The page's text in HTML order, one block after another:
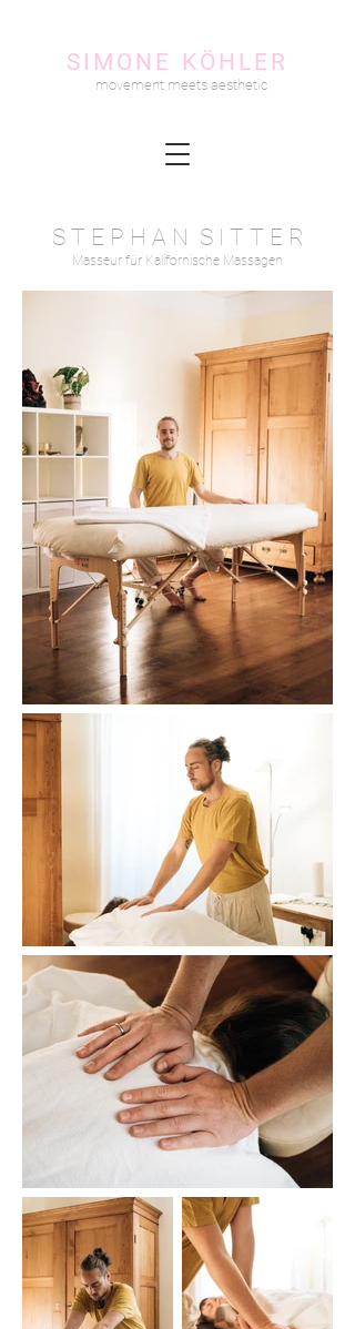
SIMONE KÖHLER
movement meets aesthetic
S T E P H A N S I T T E R
Masseur für Kalifornische Massagen